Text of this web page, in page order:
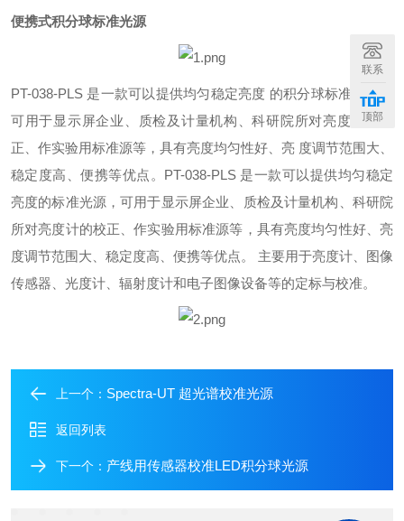
便携式积分球标准光源
PT-038-PLS 是一款可以提供均匀稳定亮度 的积分球标准光源，
可用于显示屏企业、质检及计量机构、科研院所对亮度计的校
正、作实验用标准源等，具有亮度均匀性好、亮 度调节范围大、
稳定度高、便携等优点。 PT-038-PLS 是一款可以提供均匀稳定
亮度的标准光源，可用于显示屏企业、质检及计量机构、科研院
所对亮度计的校正、作实验用标准源等，具有亮度均匀性好、亮
度调节范围大、稳定度高、便携等优点。 主要用于亮度计、图像
传感器、光度计、辐射度计和电子图像设备等的定标与校准。
上一个： Spectra-UT 超光谱校准光源
返回列表
下一个： 产线用传感器校准LED积分球光源
联系
顶部